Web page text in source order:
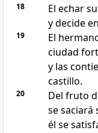
18
El echar
y decide
19
El
ciudad
y las
castillo.
20
Del fruto
se saciará
él se